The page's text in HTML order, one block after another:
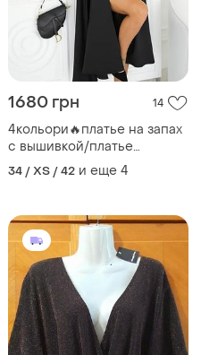
1680 грн 14
4кольори🔥платье на запах
с вышивкой/платье
длинное нарядное/
праздничное длинная
бежевая
34 / XS / 42 и еще 4